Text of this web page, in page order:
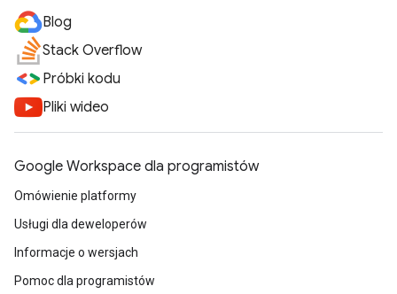
Blog
Stack Overflow
Próbki kodu
Pliki wideo
Google Workspace dla programistów
Omówienie platformy
Usługi dla deweloperów
Informacje o wersjach
Pomoc dla programistów